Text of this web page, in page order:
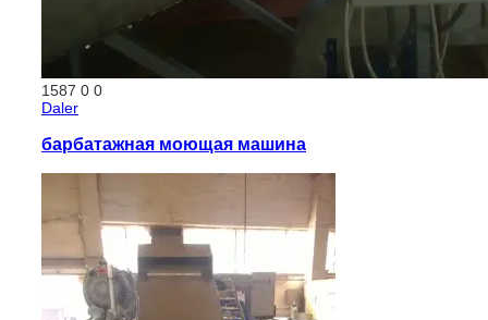
1587 0 0
Daler
барбатажная моющая машина